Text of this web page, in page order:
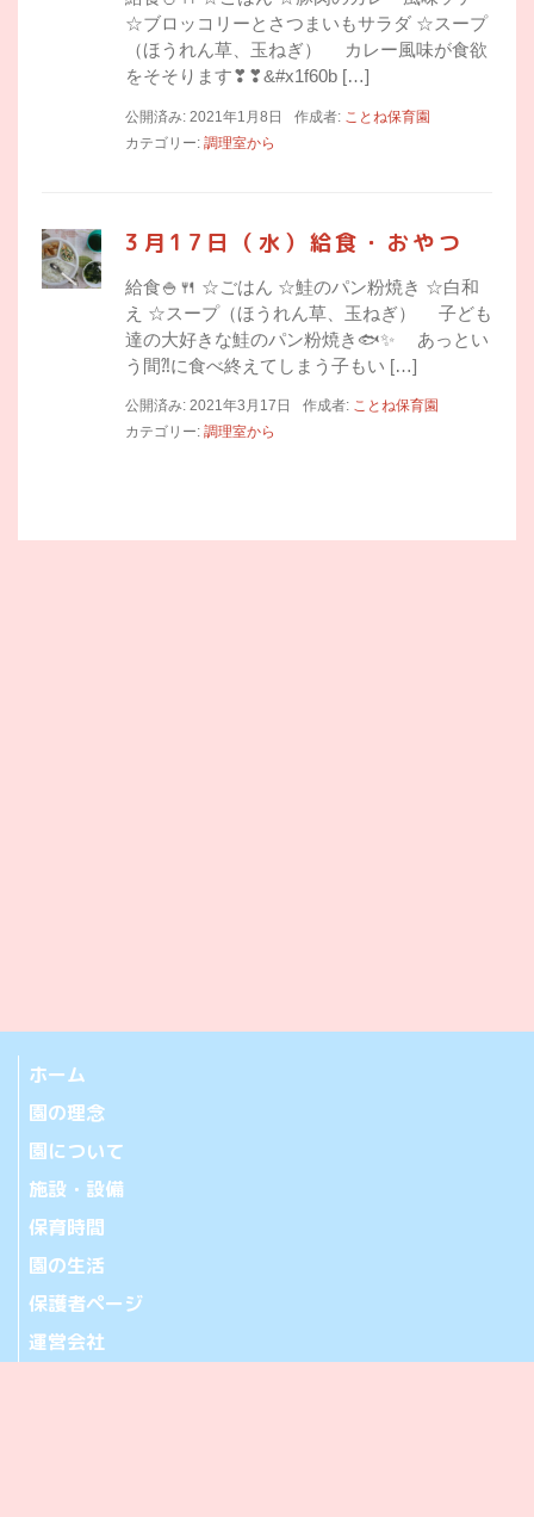
☆ブロッコリーとさつまいもサラダ ☆スープ
（ほうれん草、玉ねぎ） カレー風味が食欲
をそそります❣❣&#x1f60b […]
公開済み: 2021年1月8日 作成者: ことね保育園
カテゴリー: 調理室から
3月17日（水）給食・おやつ
給食🍚🍴 ☆ごはん ☆鮭のパン粉焼き ☆白和
え ☆スープ（ほうれん草、玉ねぎ） 子ども
達の大好きな鮭のパン粉焼き🐟✨ あっとい
う間⁈に食べ終えてしまう子もい […]
公開済み: 2021年3月17日 作成者: ことね保育園
カテゴリー: 調理室から
ホーム
園の理念
園について
施設・設備
保育時間
園の生活
保護者ページ
運営会社